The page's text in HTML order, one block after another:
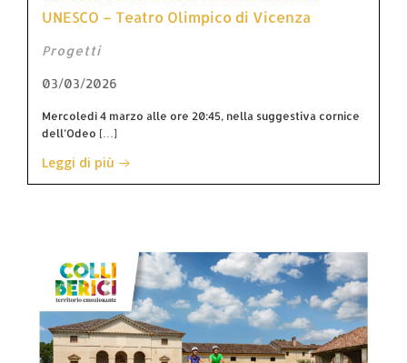
UNESCO – Teatro Olimpico di Vicenza
Progetti
03/03/2026
Mercoledì 4 marzo alle ore 20:45, nella suggestiva cornice
dell’Odeo […]
Leggi di più